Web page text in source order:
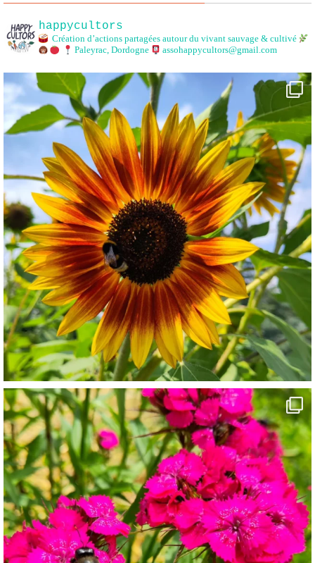
happycultors
Création d’actions partagées autour du vivant sauvage & cultivé
Paleyrac, Dordogne
assohappycultors@gmail.com